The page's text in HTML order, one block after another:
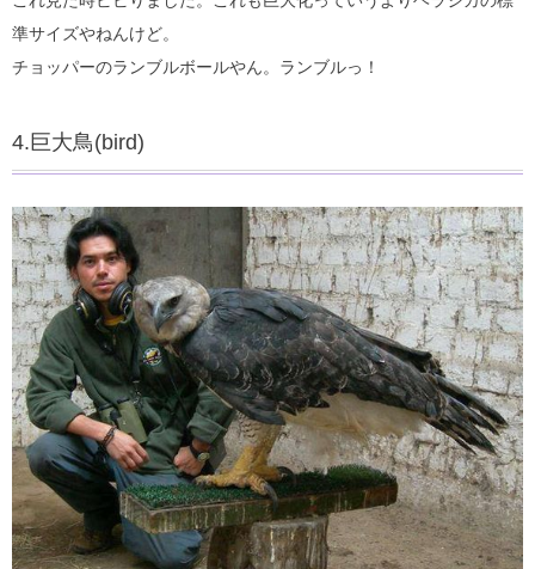
準サイズやねんけど。
チョッパーのランブルボールやん。ランブルっ！
4.巨大鳥(bird)